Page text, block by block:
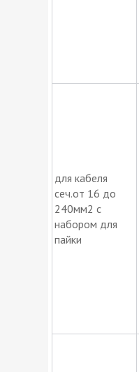
для кабеля
сеч.от 16 до
240мм2 с
набором для
пайки